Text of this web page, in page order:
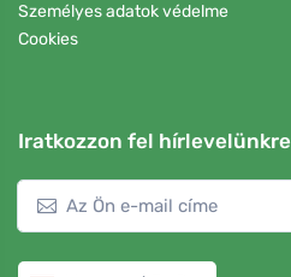
Személyes adatok védelme
Cookies
Iratkozzon fel hírlevelünkre